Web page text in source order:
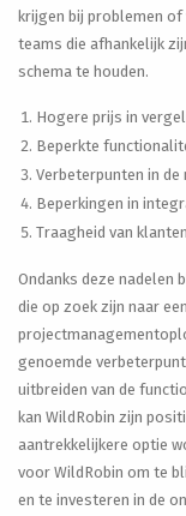
krijgen bij problemen
teams die afhankelijk
schema te houden.
Hogere prijs in
Beperkte
Verbeterpunten in de
Beperkingen in
Traagheid van
Ondanks deze nadelen
die op zoek zijn naar
genoemde
uitbreiden van de
kan WildRobin zijn
aantrekkelijkere optie
voor WildRobin om te
en te investeren in de